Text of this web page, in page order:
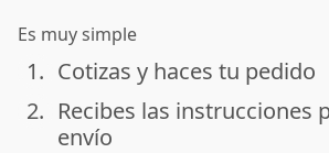
Es muy simple
done
1. Cotizas y haces tu pedido
done
2. Recibes las instrucciones
envío